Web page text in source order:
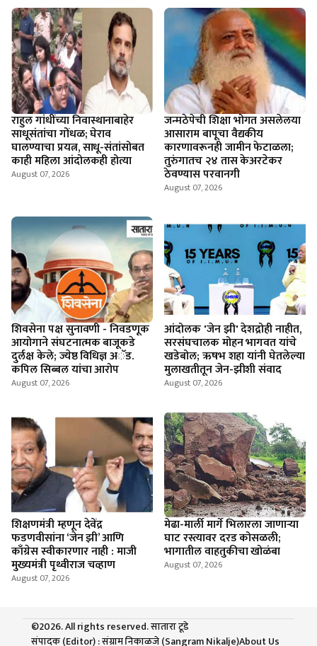
राहुल गांधींच्या निवास्थानाबाहेर
साधूसंतांचा गोंधळ; घेराव
घालण्याचा प्रयत्न, साधू-संतांसोबत
काही महिला आंदोलकही होत्या
August 07, 2026
जन्मठेपेची शिक्षा भोगत असलेलया
आसाराम बापूचा वैद्यकीय
कारणावरूनही जामीन फेटाळला;
तुरुंगातच २४ तास केअरटेकर
ठेवण्यास परवानगी
August 07, 2026
शिवसेना पक्ष सुनावणी - निवडणूक
आयोगाने संघटनात्मक बाजूकडे
दुर्लक्ष केले; ज्येष्ठ विधिज्ञ अॅड.
कपिल सिब्बल यांचा आरोप
August 07, 2026
आंदोलक 'जेन झी' देशद्रोही नाहीत,
सरसंघचालक मोहन भागवत यांचे
खडेबोल; ऋषभ शहा यांनी घेतलेल्या
मुलाखतीतून जेन-झीशी संवाद
August 07, 2026
शिक्षणमंत्री म्हणून देवेंद्र
फडणवीसांना ‘जेन झी’ आणि
काँग्रेस स्वीकारणार नाही : माजी
मुख्यमंत्री पृथ्वीराज चव्हाण
August 07, 2026
मेढा-मार्ली मार्गे भिलारला जाणाऱ्या
घाट रस्त्यावर दरड कोसळली;
भागातील वाहतुकीचा खोळंबा
August 07, 2026
©2026. All rights reserved. सातारा टूडे
संपादक (Editor) : संग्राम निकाळजे (Sangram Nikalje)About Us